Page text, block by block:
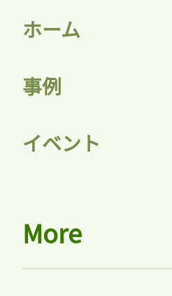
記事
ホーム
事例
イベント
More